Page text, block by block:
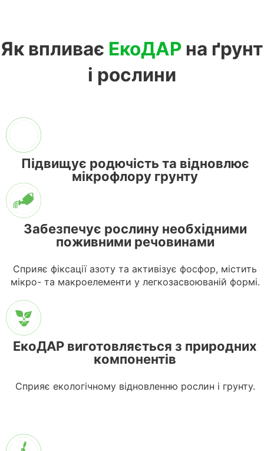
Як впливає ЕкоДАР на ґрунт
і рослини
Підвищує родючість та відновлює
мікрофлору грунту
Забезпечує рослину необхідними
поживними речовинами
Сприяє фіксації азоту та активізує фосфор, містить
мікро- та макроелементи у легкозасвоюваній формі.
ЕкоДАР виготовляється з природних
компонентів
Cприяє екологічному відновленню рослин і грунту.